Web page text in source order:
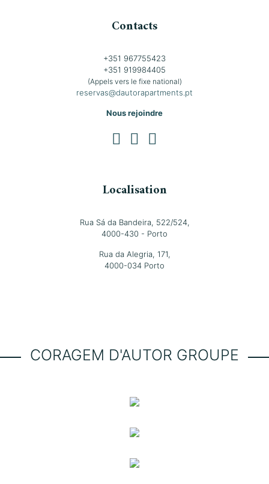
Contacts
+351 967755423
+351 919984405
(Appels vers le fixe national)
reservas@dautorapartments.pt
Nous rejoindre
Localisation
Rua Sá da Bandeira, 522/524,
4000-430 - Porto
Rua da Alegria, 171,
4000-034 Porto
CORAGEM D'AUTOR GROUPE